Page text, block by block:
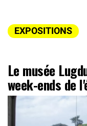
EXPOSITIONS
Le musée
week-ends de